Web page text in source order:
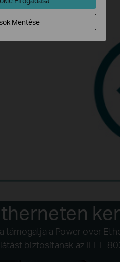
a Power over
biztosítanak az IEEE
Mentése